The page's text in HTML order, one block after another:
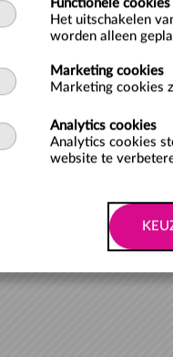
Functionele cookies
Het uitschakelen
worden alleen
Marketing cookies
Marketing cookies
Analytics cookies
Analytics cookies
website te